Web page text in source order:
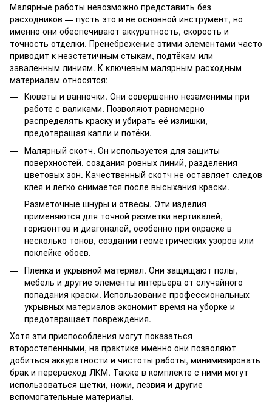
Малярные работы невозможно представить без
расходников — пусть это и не основной инструмент, но
именно они обеспечивают аккуратность, скорость и
точность отделки. Пренебрежение этими элементами часто
приводит к неэстетичным стыкам, подтёкам или
заваленным линиям. К ключевым малярным расходным
материалам относятся:
Кюветы и ванночки. Они совершенно незаменимы при
работе с валиками. Позволяют равномерно
распределять краску и убирать её излишки,
предотвращая капли и потёки.
Малярный скотч. Он используется для защиты
поверхностей, создания ровных линий, разделения
цветовых зон. Качественный скотч не оставляет следов
клея и легко снимается после высыхания краски.
Разметочные шнуры и отвесы. Эти изделия
применяются для точной разметки вертикалей,
горизонтов и диагоналей, особенно при окраске в
несколько тонов, создании геометрических узоров или
поклейке обоев.
Плёнка и укрывной материал. Они защищают полы,
мебель и другие элементы интерьера от случайного
попадания краски. Использование профессиональных
укрывных материалов экономит время на уборке и
предотвращает повреждения.
Хотя эти приспособления могут показаться
второстепенными, на практике именно они позволяют
добиться аккуратности и чистоты работы, минимизировать
брак и перерасход ЛКМ. Также в комплекте с ними могут
использоваться щетки, ножи, лезвия и другие
вспомогательные материалы.